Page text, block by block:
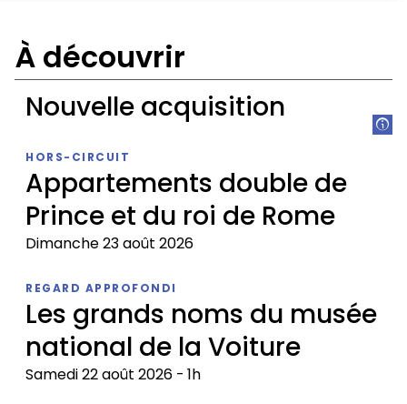
À découvrir
Nouvelle acquisition
acquisition
Appartements double de
Prince et du roi de Rome
Dimanche 23 août 2026
HORS-CIRCUIT
double
de
Prince
et
du
Les grands noms du musée
national de la Voiture
Samedi 22 août 2026 1h
REGARD APPROFONDI